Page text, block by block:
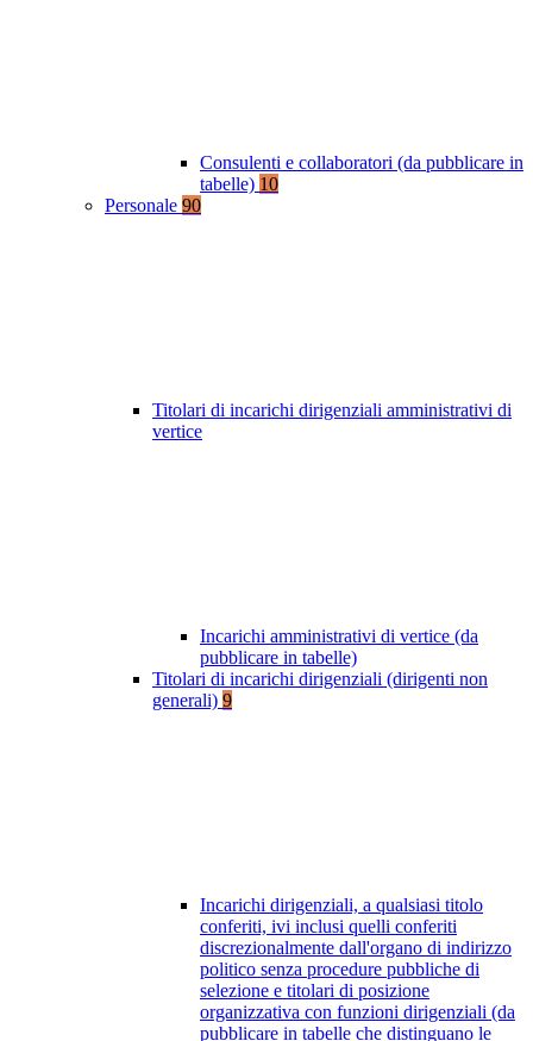
Consulenti e collaboratori (da pubblicare in
tabelle) 10
Personale 90
Titolari di incarichi dirigenziali amministrativi di
vertice
Incarichi amministrativi di vertice (da
pubblicare in tabelle)
Titolari di incarichi dirigenziali (dirigenti non
generali) 9
Incarichi dirigenziali, a qualsiasi titolo
conferiti, ivi inclusi quelli conferiti
discrezionalmente dall'organo di indirizzo
politico senza procedure pubbliche di
selezione e titolari di posizione
organizzativa con funzioni dirigenziali (da
pubblicare in tabelle che distinguano le